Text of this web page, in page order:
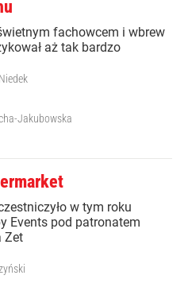
fachowcem i wbrew
aż tak bardzo
Jakubowska
w tym roku
Events pod patronatem
Zet